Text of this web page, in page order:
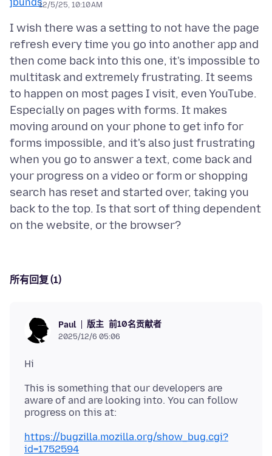
12/5/25, 10:10 AM
I wish there was a setting to not have the page
refresh every time you go into another app and
then come back into this one, it's impossible to
multitask and extremely frustrating. It seems
to happen on most pages I visit, even YouTube.
Especially on pages with forms. It makes
moving around on your phone to get info for
forms impossible, and it's also just frustrating
when you go to answer a text, come back and
your progress on a video or form or shopping
search has reset and started over, taking you
back to the top. Is that sort of thing dependent
所有回复 (1)
Paul 版主 前10名贡献者
2025/12/6 05:06
This is something that our developers are
aware of and are looking into. You can follow
https://bugzilla.mozilla.org/show_bug.cgi?
id=1752594